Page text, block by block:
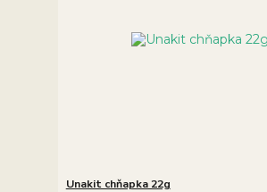
Unakit chňapka 22g